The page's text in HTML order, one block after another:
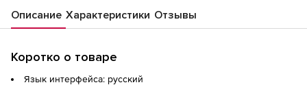
Описание Характеристики Отзывы
Коротко о товаре
Язык интерфейса: русский